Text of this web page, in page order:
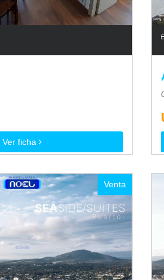
Ver ficha
Venta